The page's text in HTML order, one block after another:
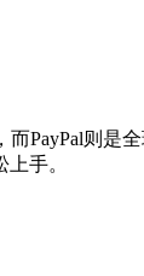
PayPal则是
手。